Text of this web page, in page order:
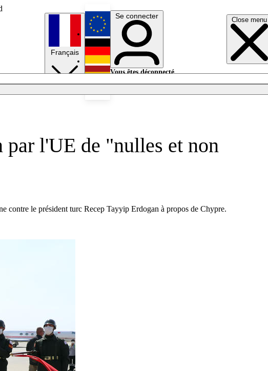
Close menu
Français
English
Deutsch
Se connecter
Vous êtes déconnecté.
l'UE de "nulles et non
contre le président turc Recep Tayyip Erdogan à propos de Chypre.